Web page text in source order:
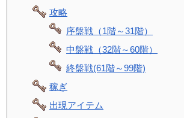
攻略
序盤戦（1階～31階）
中盤戦（32階～60階）
終盤戦(61階～99階)
稼ぎ
出現アイテム